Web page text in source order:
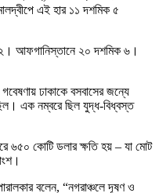
এই হার ১১ দশমিক ৫
আফগানিস্তানে ২০ দশমিক ৬।
ঢাকাকে বসবাসের জন্যে
এক নম্বরে ছিল যুদ্ধ-বিধ্বস্ত
৬৫০ কোটি ডলার ক্ষতি হয় – যা মোট
পারালকার বলেন, “নগরাঞ্চলে দূষণ ও